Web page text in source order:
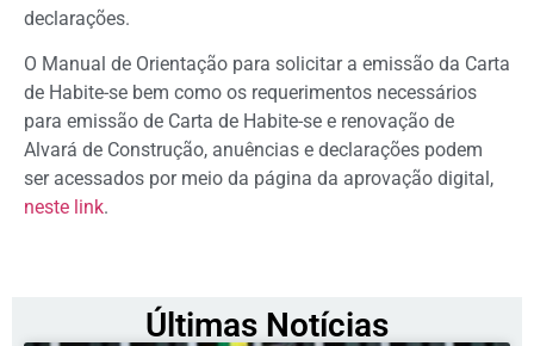
declarações.
O Manual de Orientação para solicitar a emissão da Carta
de Habite-se bem como os requerimentos necessários
para emissão de Carta de Habite-se e renovação de
Alvará de Construção, anuências e declarações podem
ser acessados por meio da página da aprovação digital,
neste link.
Últimas Notícias